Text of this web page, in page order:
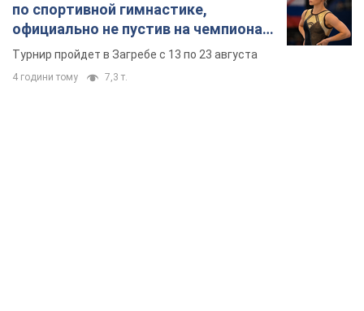
по спортивной гимнастике,
официально не пустив на чемпионат
Европы основных спортсменов
Турнир пройдет в Загребе с 13 по 23 августа
4 години тому 7,3 т.